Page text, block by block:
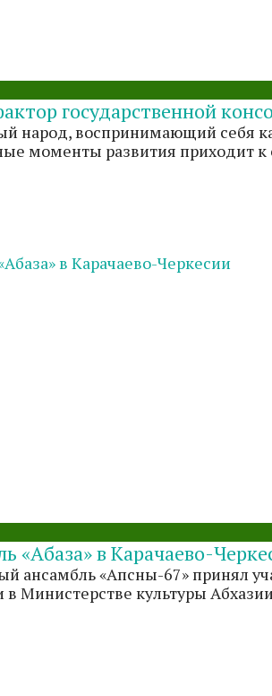
государственной
народ, воспринимающий себя
моменты развития приходит
«Абаза» в Карачаево-
ансамбль «Апсны-67» принял
культуры